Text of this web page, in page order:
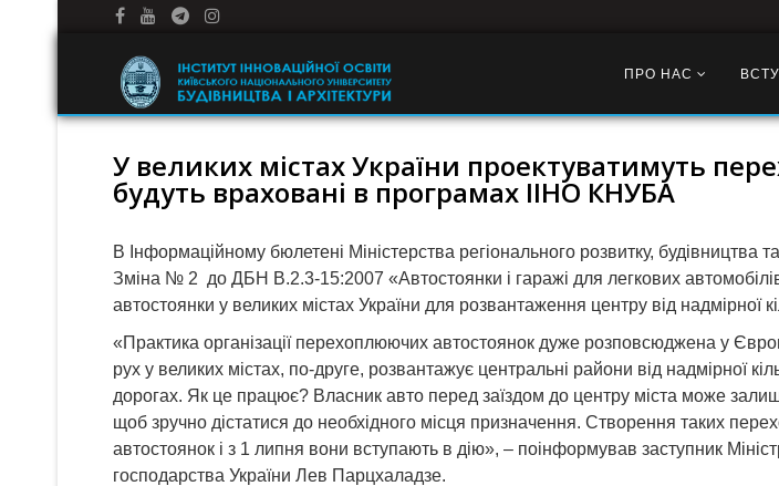
ПРО НАС
У великих містах України проектуватимуть
будуть враховані в програмах ІІНО КНУБА
В Інформаційному бюлетені Міністерства регіонального розвитку,
Зміна № 2 до ДБН В.2.3-15:2007 «Автостоянки і гаражі для легкових
автостоянки у великих містах України для розвантаження центру від надмірної
«Практика організації перехоплюючих автостоянок дуже розповсюджена у
рух у великих містах, по-друге, розвантажує центральні райони від надмірної
дорогах. Як це працює? Власник авто перед заїздом до центру міста може
щоб зручно дістатися до необхідного місця призначення. Створення таких
автостоянок і з 1 липня вони вступають в дію», – поінформував заступник
господарства України Лев Парцхаладзе.